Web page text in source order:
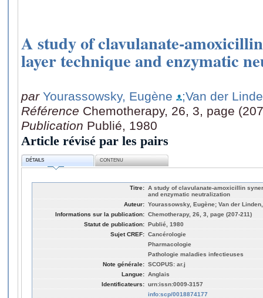
A study of clavulanate-
layer technique and enzymatic
par Yourassowsky, Eugène
;Van der
Référence Chemotherapy, 26, 3, page
Publication Publié, 1980
Article révisé par les pairs
DÉTAILS CONTENU
Titre: A study of clavulanate-amoxicillin
and enzymatic neutralization
Auteur: Yourassowsky, Eugène; Van der
Informations sur la publication: Chemotherapy, 26, 3, page (207-211)
Statut de publication: Publié, 1980
Sujet CREF: Cancérologie
Pharmacologie
Pathologie maladies infectieuses
Note générale: SCOPUS: ar.j
Langue: Anglais
Identificateurs: urn:issn:0009-3157
info:scp/0018874177